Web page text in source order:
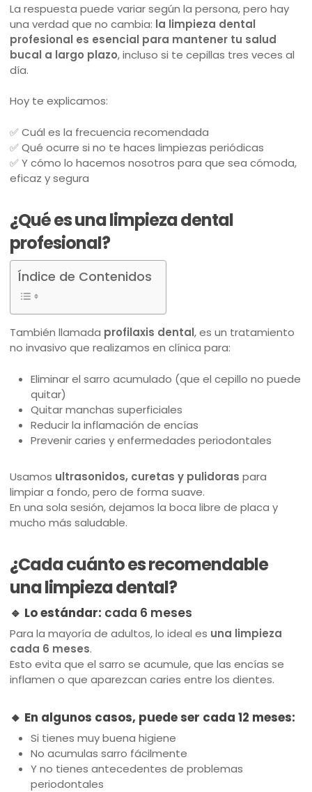
La respuesta puede variar según la persona, pero hay
una verdad que no cambia: la limpieza dental
profesional es esencial para mantener tu salud
bucal a largo plazo, incluso si te cepillas tres veces al
día.
Hoy te explicamos:
✅ Cuál es la frecuencia recomendada
✅ Qué ocurre si no te haces limpiezas periódicas
✅ Y cómo lo hacemos nosotros para que sea cómoda,
eficaz y segura
¿Qué es una limpieza dental
profesional?
Índice de Contenidos
También llamada profilaxis dental, es un tratamiento
no invasivo que realizamos en clínica para:
Eliminar el sarro acumulado (que el cepillo no puede
quitar)
Quitar manchas superficiales
Reducir la inflamación de encías
Prevenir caries y enfermedades periodontales
Usamos ultrasonidos, curetas y pulidoras para
limpiar a fondo, pero de forma suave.
En una sola sesión, dejamos la boca libre de placa y
mucho más saludable.
¿Cada cuánto es recomendable
una limpieza dental?
🔹 Lo estándar: cada 6 meses
Para la mayoría de adultos, lo ideal es una limpieza
cada 6 meses.
Esto evita que el sarro se acumule, que las encías se
inflamen o que aparezcan caries entre los dientes.
🔸 En algunos casos, puede ser cada 12 meses:
Si tienes muy buena higiene
No acumulas sarro fácilmente
Y no tienes antecedentes de problemas
periodontales